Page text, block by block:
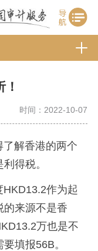
时间：2022-10-07
解香港的两个
得税。
作为起
的来源不是香
万也是不
填报56B。